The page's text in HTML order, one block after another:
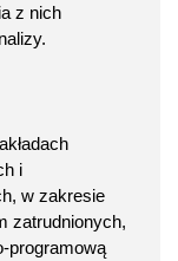
z nich
i
w zakresie
zatrudnionych,
programową